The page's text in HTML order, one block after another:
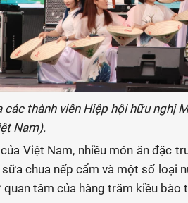
các thành viên Hiệp hội hữu nghị
Nam).
Việt Nam, nhiều món ăn đặc
sữa chua nếp cẩm và một số loại
tâm của hàng trăm kiều bào